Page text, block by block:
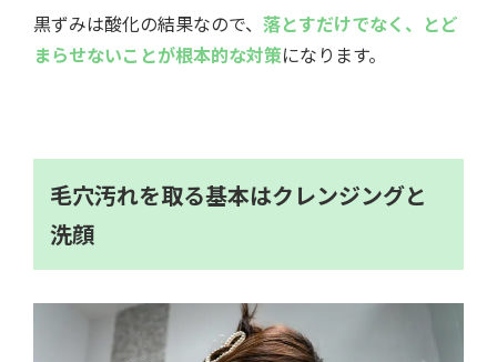
黒ずみは酸化の結果なので、 落とすだけでなく、とど
まらせないことが根本的な対策になります。
毛穴汚れを取る基本はクレンジングと
洗顔